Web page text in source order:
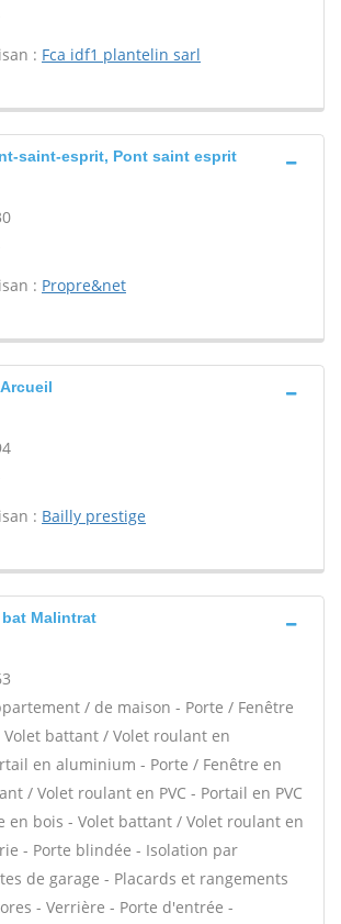
: Fca idf1 plantelin sarl
saint-esprit, Pont saint esprit
: Propre&net
: Bailly prestige
Malintrat
/ de maison - Porte / Fenêtre
battant / Volet roulant en
en aluminium - Porte / Fenêtre en
/ Volet roulant en PVC - Portail en PVC
en bois - Volet battant / Volet roulant en
- Porte blindée - Isolation par
de garage - Placards et rangements
- Verrière - Porte d'entrée -